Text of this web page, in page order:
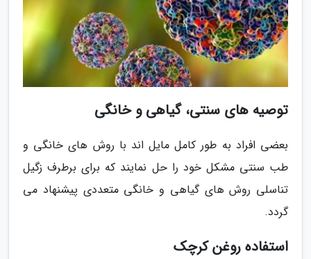
توصیه های سنتی، گیاهی و خانگی
بعضی افراد به طور کامل مایل اند با روش های خانگی و
طب سنتی مشکل خود را حل نمایند که برای برطرف زگیل
تناسلی روش های گیاهی و خانگی متعددی پیشنهاد می
گردد.
استفاده روغن کرچک